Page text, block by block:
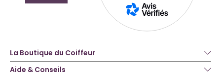
La Boutique du Coiffeur
Aide & Conseils